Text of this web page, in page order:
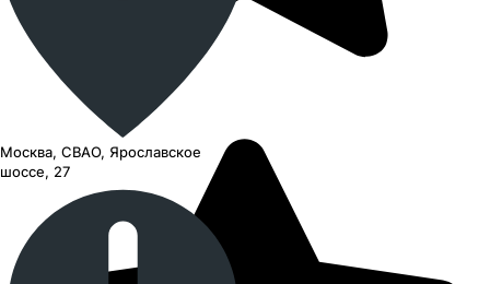
Москва, СВАО, Ярославское
шоссе, 27